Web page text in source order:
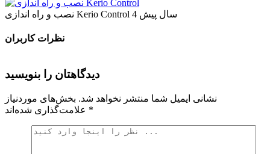
نصب و راه اندازی Kerio Control 4 سال پیش
نظرات کاربران
دیدگاهتان را بنویسید
نشانی ایمیل شما منتشر نخواهد شد. بخش‌های موردنیاز
*